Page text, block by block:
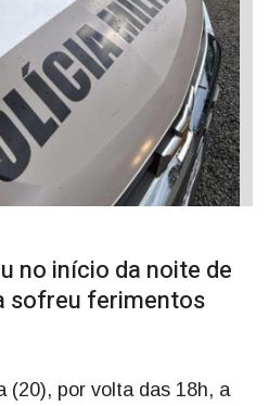
no início da noite de
sofreu ferimentos
(20), por volta das 18h, a